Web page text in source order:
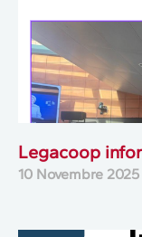
Legacoop
10 Novembre 2025